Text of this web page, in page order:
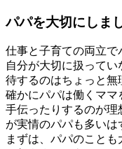
パパを大切にしま
仕事と子育ての両立で
自分が大切に扱って
待するのはちょっと無
確かにパパは働くマ
手伝ったりするのが
が実情のパパも多いは
まずは、パパのこと